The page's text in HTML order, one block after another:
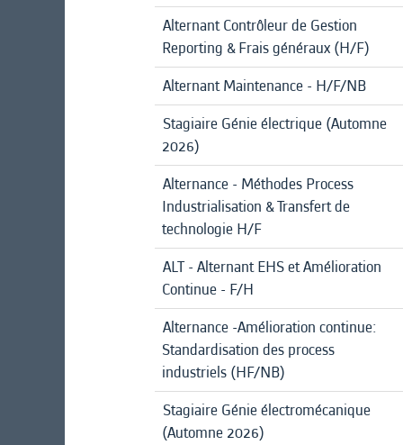
Alternant Contrôleur de Gestion
Reporting & Frais généraux (H/F)
Alternant Maintenance - H/F/NB
Stagiaire Génie électrique (Automne
2026)
Alternance - Méthodes Process
Industrialisation & Transfert de
technologie H/F
ALT - Alternant EHS et Amélioration
Continue - F/H
Alternance -Amélioration continue:
Standardisation des process
industriels (HF/NB)
Stagiaire Génie électromécanique
(Automne 2026)